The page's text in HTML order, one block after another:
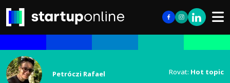
Petróczi Rafael Rovat: Hot topic